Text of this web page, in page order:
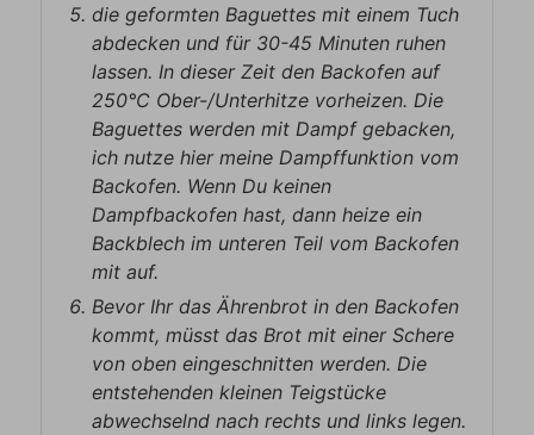
die geformten Baguettes mit einem Tuch
abdecken und für 30-45 Minuten ruhen
lassen. In dieser Zeit den Backofen auf
250°C Ober-/Unterhitze vorheizen. Die
Baguettes werden mit Dampf gebacken,
ich nutze hier meine Dampffunktion vom
Backofen. Wenn Du keinen
Dampfbackofen hast, dann heize ein
Backblech im unteren Teil vom Backofen
mit auf.
Bevor Ihr das Ährenbrot in den Backofen
kommt, müsst das Brot mit einer Schere
von oben eingeschnitten werden. Die
entstehenden kleinen Teigstücke
abwechselnd nach rechts und links legen.